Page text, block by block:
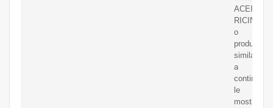
ACEITE
RICINO
o
productos
similares,
a
le
mostramos